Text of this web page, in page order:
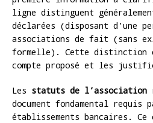
ligne distinguent
déclarées (disposant d’une
associations de fait (sans
formelle). Cette distinction
compte proposé et les
Les statuts de l’association
document fondamental requis
établissements bancaires.